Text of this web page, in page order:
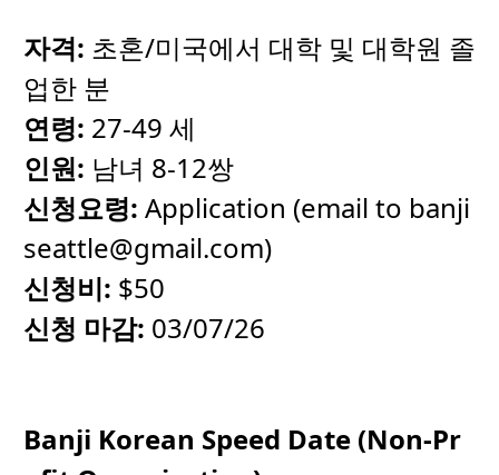
자격: 초혼/미국에서 대학 및 대학원 졸
업한 분
연령: 27-49 세
인원: 남녀 8-12쌍
신청요령: Application (email to banji
seattle@gmail.com)
신청비: $50
신청 마감: 03/07/26
Banji Korean Speed Date (Non-Pr